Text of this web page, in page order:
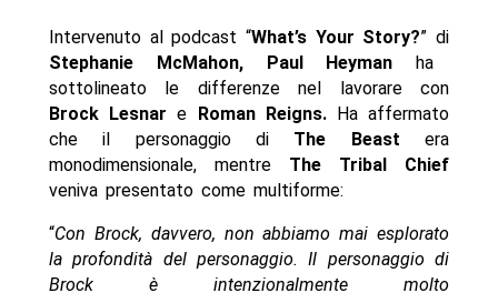
Intervenuto al podcast “What’s Your Story?” di
Stephanie McMahon, Paul Heyman ha
sottolineato le differenze nel lavorare con
Brock Lesnar e Roman Reigns.Ha affermato
che il personaggio di The Beast era
monodimensionale, mentre The Tribal Chief
veniva presentato come multiforme:
“Con Brock, davvero, non abbiamo mai esplorato
la profondità del personaggio. Il personaggio di
Brock è intenzionalmente molto